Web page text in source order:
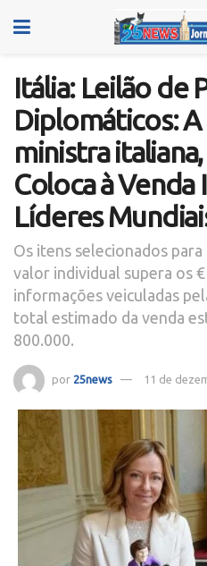
Itália: Leilão de
Diplomáticos:
ministra
Coloca à Venda
Líderes
Os itens selecionados
valor individual supera os
informações veiculadas
total estimado da venda
800.000.
por 25news 11 de